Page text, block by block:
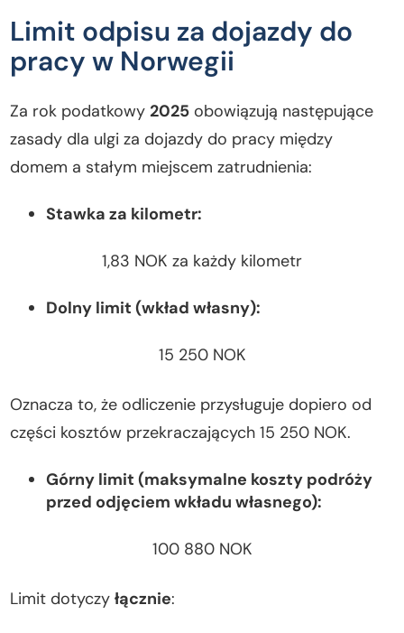
Limit odpisu za dojazdy do
pracy w Norwegii
Za rok podatkowy 2025 obowiązują następujące
zasady dla ulgi za dojazdy do pracy między
domem a stałym miejscem zatrudnienia:
Stawka za kilometr:
1,83 NOK za każdy kilometr
Dolny limit (wkład własny):
15 250 NOK
Oznacza to, że odliczenie przysługuje dopiero od
części kosztów przekraczających 15 250 NOK.
Górny limit (maksymalne koszty podróży
przed odjęciem wkładu własnego):
100 880 NOK
Limit dotyczyłącznie: